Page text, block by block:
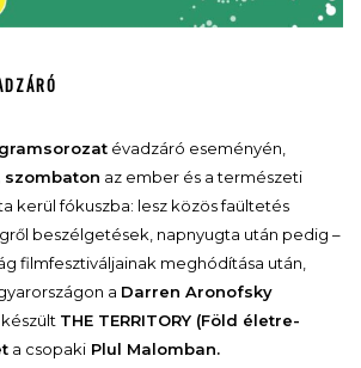
évadzáró eseményén,
szombaton az ember és a természeti
kerül fókuszba: lesz közös faültetés
beszélgetések, napnyugta után pedig –
filmfesztiváljainak meghódítása után,
a Darren Aronofsky
THE TERRITORY (Föld életre-
a csopaki Plul Malomban.